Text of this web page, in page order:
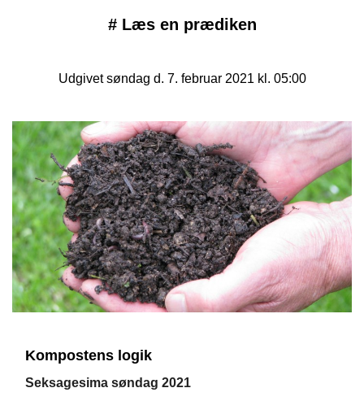
# Læs en prædiken
Udgivet søndag d. 7. februar 2021 kl. 05:00
Kompostens logik
Seksagesima søndag 2021